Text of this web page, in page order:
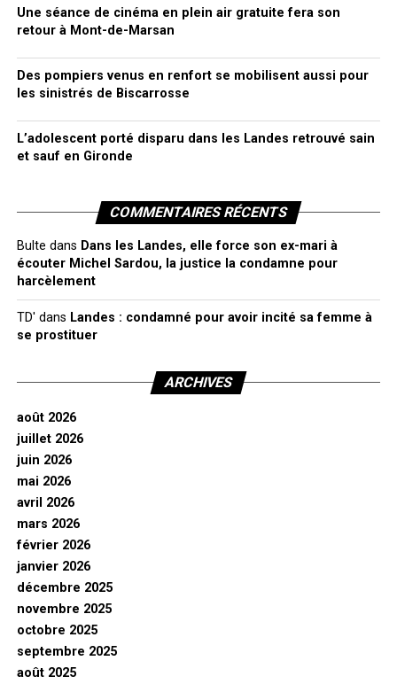
Une séance de cinéma en plein air gratuite fera son
retour à Mont-de-Marsan
Des pompiers venus en renfort se mobilisent aussi pour
les sinistrés de Biscarrosse
L’adolescent porté disparu dans les Landes retrouvé sain
et sauf en Gironde
COMMENTAIRES RÉCENTS
Bulte dans Dans les Landes, elle force son ex-mari à
écouter Michel Sardou, la justice la condamne pour
harcèlement
TD' dans Landes : condamné pour avoir incité sa femme à
se prostituer
ARCHIVES
août 2026
juillet 2026
juin 2026
mai 2026
avril 2026
mars 2026
février 2026
janvier 2026
décembre 2025
novembre 2025
octobre 2025
septembre 2025
août 2025